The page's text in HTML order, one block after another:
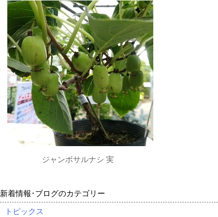
ジャンボサルナシ 実
新着情報･ブログのカテゴリー
トピックス